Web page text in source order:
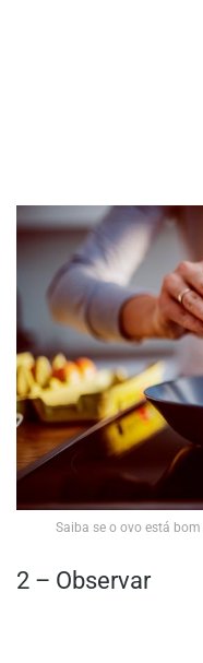
Saiba se o ovo está
2 – Observar